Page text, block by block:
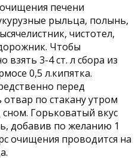
печени
рыльца, полынь,
чистотел,
Чтобы
взять 3-4 ст. л сбора из
0,5 л.кипятка.
перед
по стакану утром
Горьковатый вкус
добавив по желанию 1
очищения проводится на